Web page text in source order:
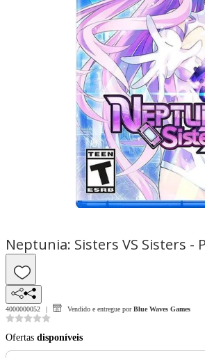
Neptunia: Sisters VS Sisters -
4000000052 Vendido e entregue por Blue Waves Games
Ofertas disponíveis